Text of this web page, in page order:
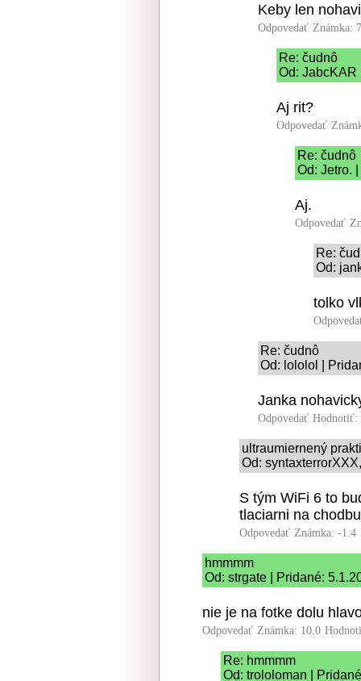
Keby len
Odpovedať Známka:
Re: čudnô
Od: JabcKAR
Aj rit?
Odpovedať
Re: čudnô
Od: Jetro.
Aj.
Odpovedať
Re:
Od:
tolko
Re: čudnô
Od: lololol |
Janka
Odpovedať Hodnotiť:
ultraumiernený
Od:
S tým WiFi 6 to
tlaciarni na
Odpovedať Známka: -1.4
hmmmm
Od: strgate | Pridané:
nie je na fotke dolu
Odpovedať Známka: 10.0
Re: hmmmm
Od: trololoman |